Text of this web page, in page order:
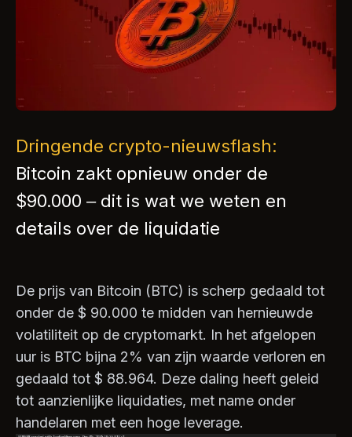
Dringende crypto-nieuwsflash:
Bitcoin zakt opnieuw onder de
$90.000 – dit is wat we weten en
details over de liquidatie
De prijs van Bitcoin (BTC) is scherp gedaald tot
onder de $ 90.000 te midden van hernieuwde
volatiliteit op de cryptomarkt. In het afgelopen
uur is BTC bijna 2% van zijn waarde verloren en
gedaald tot $ 88.964. Deze daling heeft geleid
tot aanzienlijke liquidaties, met name onder
handelaren met een hoge leverage.